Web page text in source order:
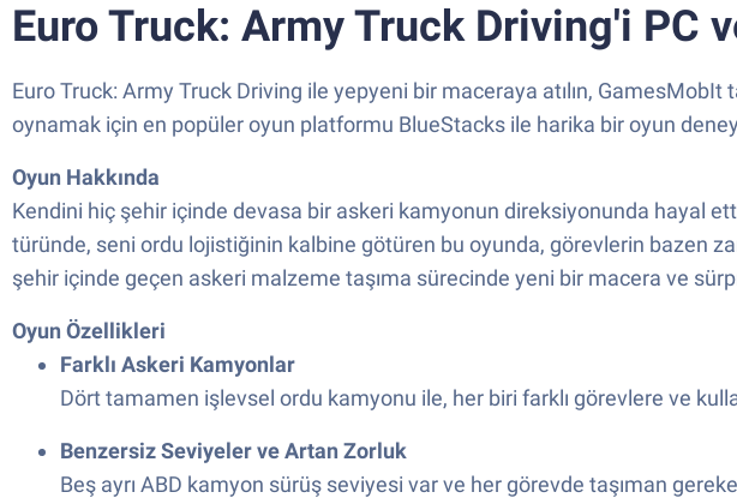
Euro Truck: Army Truck Driving'i PC
Euro Truck: Army Truck Driving ile yepyeni bir maceraya atılın,
oynamak için en popüler oyun platformu BlueStacks ile harika bir oyun
Oyun Hakkında
Kendini hiç şehir içinde devasa bir askeri kamyonun direksiyonunda hayal
türünde, seni ordu lojistiğinin kalbine götüren bu oyunda, görevlerin bazen
şehir içinde geçen askeri malzeme taşıma sürecinde yeni bir macera ve
Oyun Özellikleri
Farklı Askeri Kamyonlar
Dört tamamen işlevsel ordu kamyonu ile, her biri farklı görevlere ve
Benzersiz Seviyeler ve Artan Zorluk
Beş ayrı ABD kamyon sürüş seviyesi var ve her görevde taşıman